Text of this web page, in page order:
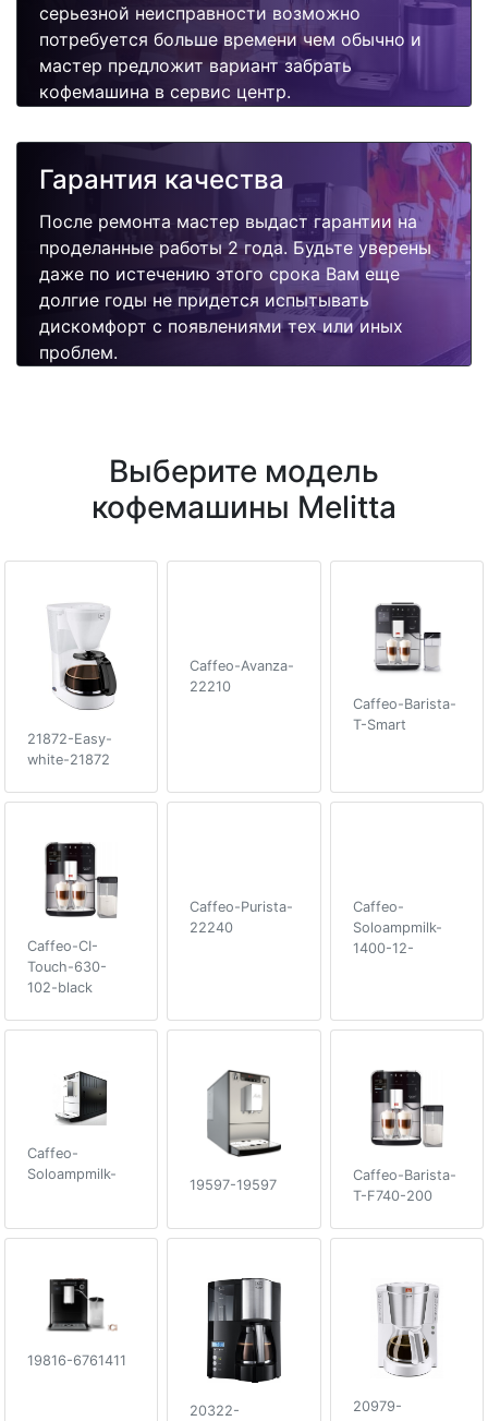
серьезной неисправности возможно
потребуется больше времени чем обычно и
мастер предложит вариант забрать
кофемашина в сервис центр.
Гарантия качества
После ремонта мастер выдаст гарантии на
проделанные работы 2 года. Будьте уверены
даже по истечению этого срока Вам еще
долгие годы не придется испытывать
дискомфорт с появлениями тех или иных
проблем.
Выберите модель
кофемашины Melitta
21872-Easy-
white-21872
Caffeo-Avanza-
22210
Caffeo-Barista-
T-Smart
Caffeo-CI-
Touch-630-
102-black
Caffeo-Purista-
22240
Caffeo-
Soloampmilk-
1400-12-
Caffeo-
Soloampmilk-
19597-19597
Caffeo-Barista-
T-F740-200
19816-6761411
20322-
20979-